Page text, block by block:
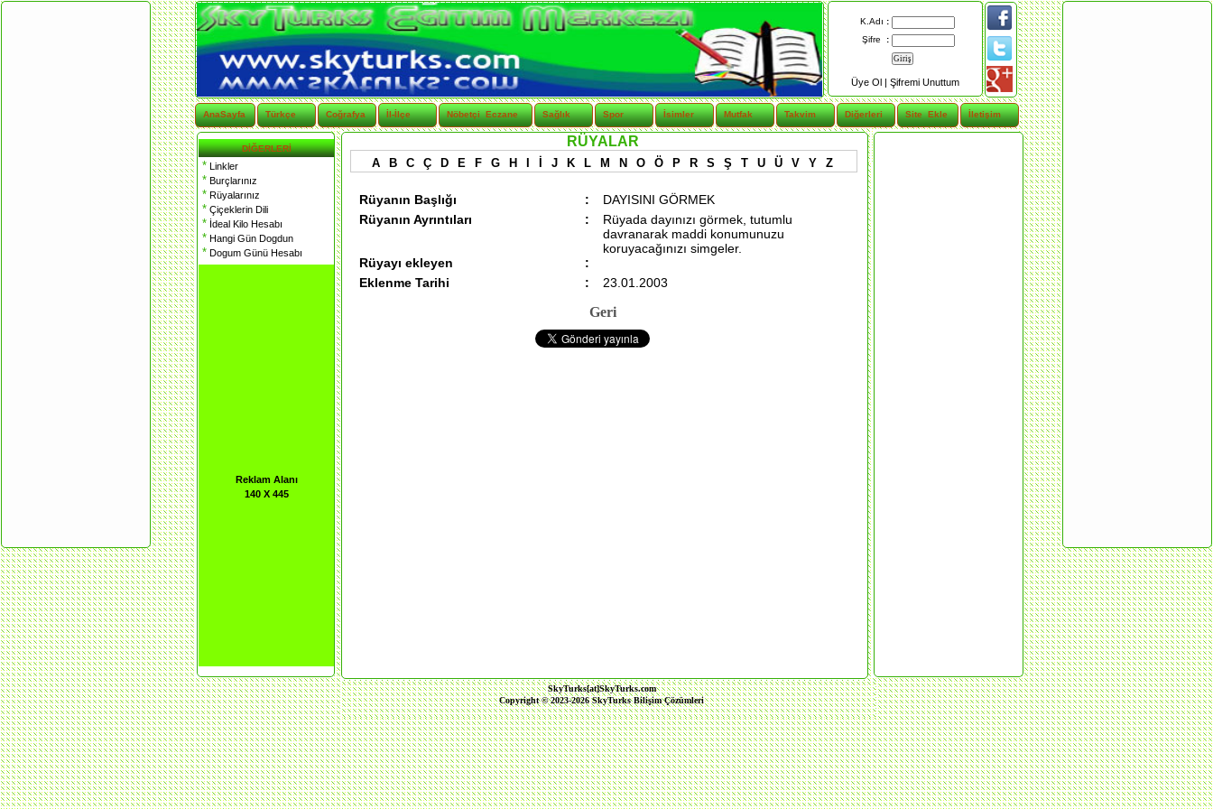
K.Adı :
Şifre
:
Üye Ol | Şifremi Unuttum
AnaSayfa Türkçe Coğrafya İl-İlçe Nöbetçi Eczane Sağlık Spor İsimler Mutfak Takvim Diğerleri Site Ekle İletişim
DİĞERLERİ
* Linkler
* Burçlarınız
* Rüyalarınız
* Çiçeklerin Dili
* İdeal Kilo Hesabı
* Hangi Gün Dogdun
* Dogum Günü Hesabı
Reklam Alanı
140 X 445
RÜYALAR
A B C Ç D E F G H J K L M N O Ö P R S Ş T U Ü V Y Z
Rüyanın Başlığı :
DAYISINI GÖRMEK
Rüyanın Ayrıntıları
:
Rüyada dayınızı görmek, tutumlu
davranarak maddi konumunuzu
koruyacağınızı simgeler.
Rüyayı ekleyen
:
Eklenme Tarihi
: 23.01.2003
Geri
SkyTurks[at]SkyTurks.com
Copyright © 2023-2026 SkyTurks Bilişim Çözümleri